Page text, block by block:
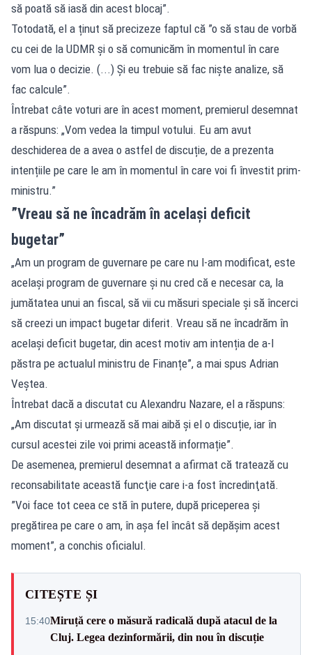
să poată să iasă din acest blocaj”.
Totodată, el a ținut să precizeze faptul că ”o să stau de vorbă
cu cei de la UDMR și o să comunicăm în momentul în care
vom lua o decizie. (...) Și eu trebuie să fac niște analize, să
fac calcule”.
Întrebat câte voturi are în acest moment, premierul desemnat
a răspuns: „Vom vedea la timpul votului. Eu am avut
deschiderea de a avea o astfel de discuție, de a prezenta
intențiile pe care le am în momentul în care voi fi învestit prim-
ministru.”
”Vreau să ne încadrăm în același deficit
bugetar”
„Am un program de guvernare pe care nu l-am modificat, este
același program de guvernare și nu cred că e necesar ca, la
jumătatea unui an fiscal, să vii cu măsuri speciale și să încerci
să creezi un impact bugetar diferit. Vreau să ne încadrăm în
același deficit bugetar, din acest motiv am intenția de a-l
păstra pe actualul ministru de Finanțe”, a mai spus Adrian
Veștea.
Întrebat dacă a discutat cu Alexandru Nazare, el a răspuns:
„Am discutat și urmează să mai aibă și el o discuție, iar în
cursul acestei zile voi primi această informație”.
De asemenea, premierul desemnat a afirmat că tratează cu
reconsabilitate această funcţie care i-a fost încredinţată.
”Voi face tot ceea ce stă în putere, după priceperea şi
pregătirea pe care o am, în aşa fel încât să depăşim acest
moment”, a conchis oficialul.
CITEȘTE ȘI
15:40Miruță cere o măsură radicală după atacul de la
Cluj. Legea dezinformării, din nou în discuție